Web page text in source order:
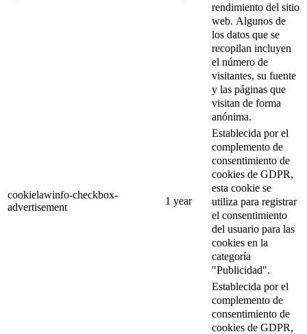
rendimiento del sitio
web. Algunos de
los datos que se
recopilan incluyen
el número de
visitantes, su fuente
y las páginas que
visitan de forma
anónima.
cookielawinfo-checkbox-
advertisement
1 year
Establecida por el
complemento de
consentimiento de
cookies de GDPR,
esta cookie se
utiliza para registrar
el consentimiento
del usuario para las
cookies en la
categoría
"Publicidad".
Establecida por el
complemento de
consentimiento de
cookies de GDPR,